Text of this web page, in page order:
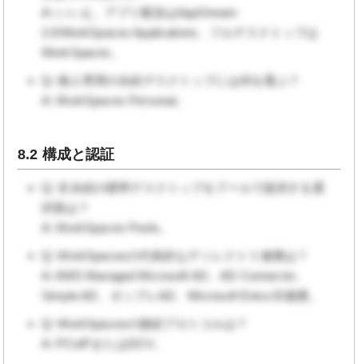
A: いいえ。アプリ配信はAppStream
2.0/WorkSpaces Applications、フルデスクトップは
WorkSpaces。
Q: 個人専用の永続デスクトップには何を選ぶ？
A: WorkSpaces Personal。
8.2 構成と認証
Q: 非永続の標準デスクトップをプールで提供する選
択肢は？
A: WorkSpaces Pools。
Q: WorkSpacesの代表的なディレクトリ連携は？
A: AWS Managed Microsoft AD、AD Connector、
Simple AD、オンプレAD、Microsoft Entra ID連携。
Q: WorkSpacesの接続プロトコルは？
A: PCoIPまたはDCV。